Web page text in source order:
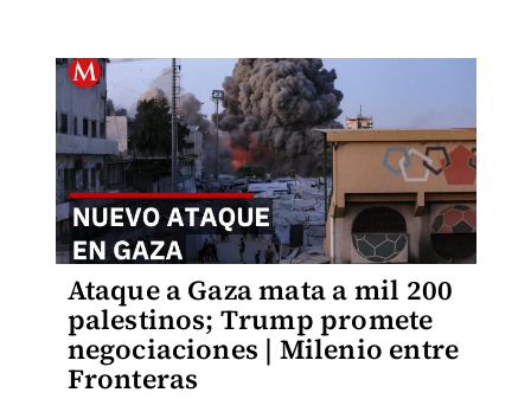
Ataque a Gaza mata a mil 200
palestinos; Trump promete
negociaciones | Milenio entre
Fronteras